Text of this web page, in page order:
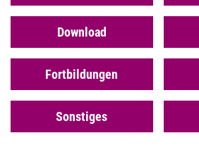
Download
Fortbildungen
Sonstiges